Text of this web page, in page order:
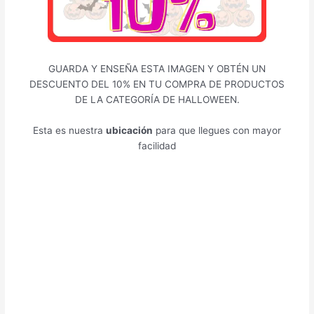
GUARDA Y ENSEÑA ESTA IMAGEN Y OBTÉN UN
DESCUENTO DEL 10% EN TU COMPRA DE PRODUCTOS
DE LA CATEGORÍA DE HALLOWEEN.
Esta es nuestra ubicación para que llegues con mayor
facilidad